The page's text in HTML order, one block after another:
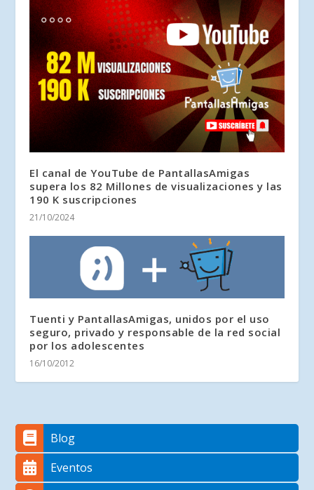
El canal de YouTube de PantallasAmigas
supera los 82 Millones de visualizaciones y las
190 K suscripciones
21/10/2024
Tuenti y PantallasAmigas, unidos por el uso
seguro, privado y responsable de la red social
por los adolescentes
16/10/2012
Blog
Eventos